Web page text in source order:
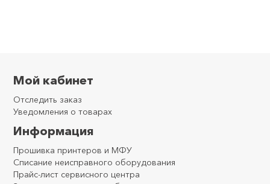
Мой кабинет
Отследить заказ
Уведомления о товарах
Информация
Прошивка принтеров и МФУ
Списание неисправного оборудования
Прайс-лист сервисного центра